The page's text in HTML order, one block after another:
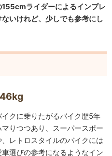
ライダーによるインプレ
いけれど、少しでも参考にし
クに乗りたがるバイク歴5年
りつつあり、スーパースポー
レトロスタイルのバイクには
選びの参考になるようなイン